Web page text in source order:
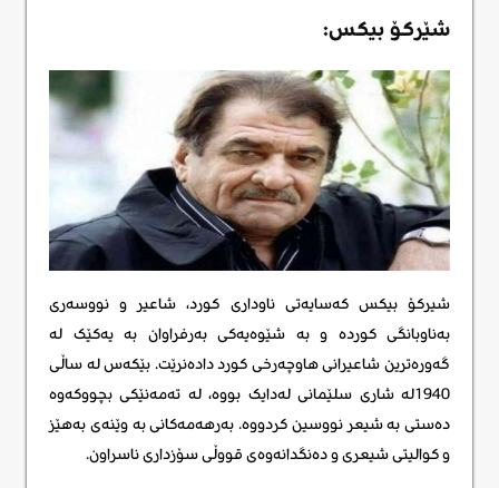
شێرکۆ بیکس:
شیرکۆ بیکس کەسایەتی ناوداری کورد، شاعیر و نووسەری
بەناوبانگی کوردە و بە شێوەیەکی بەرفراوان بە یەکێک لە
گەورەترین شاعیرانی هاوچەرخی کورد دادەنرێت. بێکەس لە ساڵی
1940لە شاری سلێمانی لەدایک بووە، لە تەمەنێکی بچووکەوە
دەستی بە شیعر نووسین کردووە. بەرهەمەکانی بە وێنەی بەهێز
و کوالیتی شیعری و دەنگدانەوەی قووڵی سۆزداری ناسراون.